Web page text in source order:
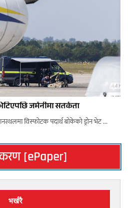
जर्मनीमा सतर्कता
विस्फोटक पदार्थ बोकेको ड्रोन भेट ...
[ePaper]
भर्खरै